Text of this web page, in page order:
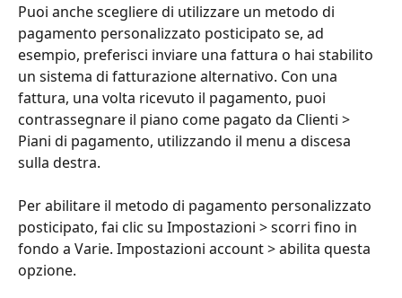
Puoi anche scegliere di utilizzare un metodo di
pagamento personalizzato posticipato se, ad
esempio, preferisci inviare una fattura o hai stabilito
un sistema di fatturazione alternativo. Con una
fattura, una volta ricevuto il pagamento, puoi
contrassegnare il piano come pagato da Clienti >
Piani di pagamento, utilizzando il menu a discesa
sulla destra.
Per abilitare il metodo di pagamento personalizzato
posticipato, fai clic su Impostazioni > scorri fino in
fondo a Varie. Impostazioni account > abilita questa
opzione.